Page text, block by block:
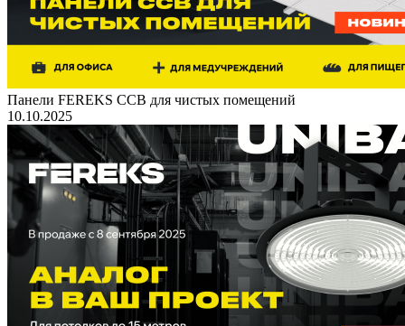
Панели FEREKS ССВ для чистых помещений
10.10.2025